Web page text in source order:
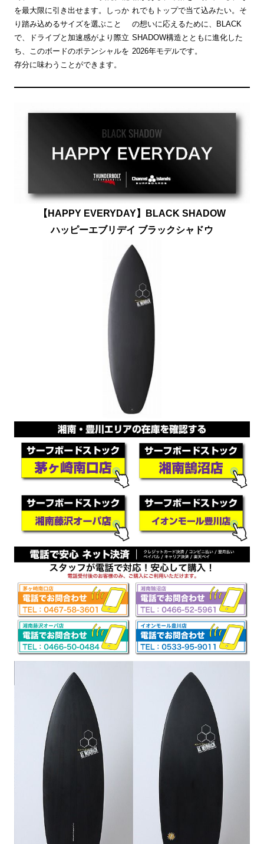
を最大限に引き出せます。しっか
り踏み込めるサイズを選ぶこと
で、ドライブと加速感がより際立
ち、このボードのポテンシャルを
存分に味わうことができます。
れでもトップで当て込みたい。そ
の想いに応えるために、BLACK
SHADOW構造とともに進化した
2026年モデルです。
【HAPPY EVERYDAY】BLACK SHADOW
ハッピーエブリデイ ブラックシャドウ